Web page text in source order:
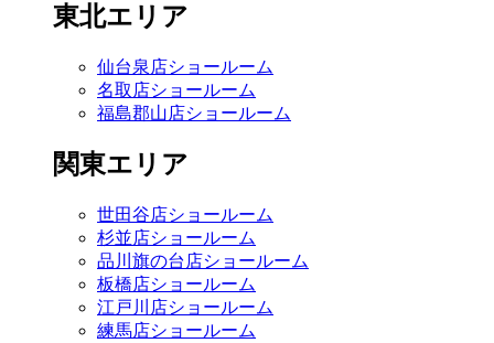
東北エリア
仙台泉店ショールーム
名取店ショールーム
福島郡山店ショールーム
関東エリア
世田谷店ショールーム
杉並店ショールーム
品川旗の台店ショールーム
板橋店ショールーム
江戸川店ショールーム
練馬店ショールーム